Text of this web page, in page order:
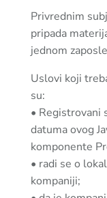
Privrednim
pripada
jednom
Uslovi koji
su:
• Registrovani
datuma ovog
komponente
• radi se o
kompaniji;